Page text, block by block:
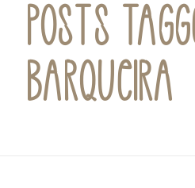
Posts
Barqueira